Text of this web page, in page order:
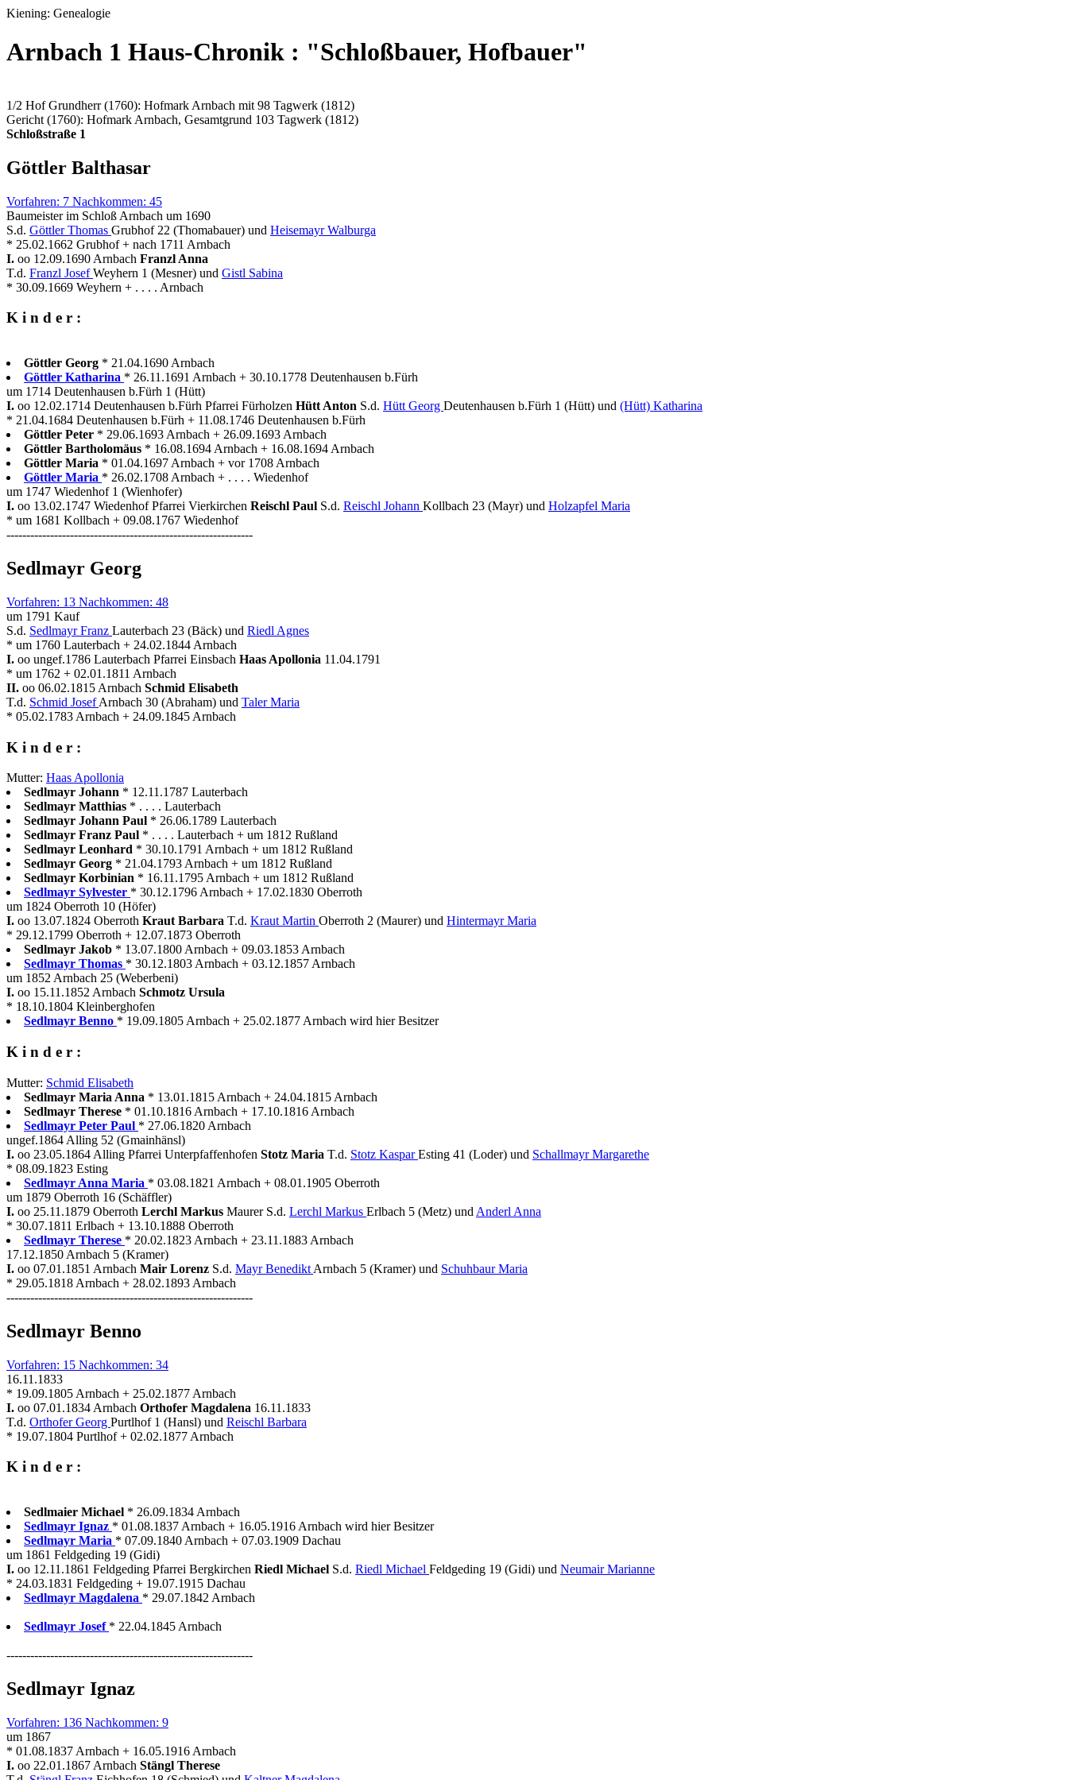
Kiening: Genealogie
Arnbach 1 Haus-Chronik : "Schloßbauer, Hofbauer"
1/2 Hof Grundherr (1760): Hofmark Arnbach mit 98 Tagwerk (1812)
Gericht (1760): Hofmark Arnbach, Gesamtgrund 103 Tagwerk (1812)
Schloßstraße 1
Göttler Balthasar
Vorfahren: 7 Nachkommen: 45
Baumeister im Schloß Arnbach um 1690
S.d. Göttler Thomas Grubhof 22 (Thomabauer) und Heisemayr Walburga
* 25.02.1662 Grubhof + nach 1711 Arnbach
I. oo 12.09.1690 Arnbach Franzl Anna
T.d. Franzl JosefWeyhern 1 (Mesner) und Gistl Sabina
* 30.09.1669 Weyhern + . . . . Arnbach
K i n d e r :
Göttler Georg * 21.04.1690 Arnbach
Göttler Katharina * 26.11.1691 Arnbach + 30.10.1778 Deutenhausen b.Fürh
um 1714 Deutenhausen b.Fürh 1 (Hütt)
I. oo 12.02.1714 Deutenhausen b.Fürh Pfarrei Fürholzen Hütt Anton S.d. Hütt Georg Deutenhausen b.Fürh 1 (Hütt) und (Hütt) Katharina
* 21.04.1684 Deutenhausen b.Fürh + 11.08.1746 Deutenhausen b.Fürh
Göttler Peter * 29.06.1693 Arnbach + 26.09.1693 Arnbach
Göttler Bartholomäus * 16.08.1694 Arnbach + 16.08.1694 Arnbach
Göttler Maria * 01.04.1697 Arnbach + vor 1708 Arnbach
Göttler Maria * 26.02.1708 Arnbach + . . . . Wiedenhof
um 1747 Wiedenhof 1 (Wienhofer)
I. oo 13.02.1747 Wiedenhof Pfarrei Vierkirchen Reischl Paul S.d. Reischl Johann Kollbach 23 (Mayr) und Holzapfel Maria
* um 1681 Kollbach + 09.08.1767 Wiedenhof
--------------------------------------------------------------
Sedlmayr Georg
Vorfahren: 13 Nachkommen: 48
um 1791 Kauf
S.d. Sedlmayr Franz Lauterbach 23 (Bäck) und Riedl Agnes
* um 1760 Lauterbach + 24.02.1844 Arnbach
I. oo ungef.1786 Lauterbach Pfarrei Einsbach Haas Apollonia 11.04.1791
* um 1762 + 02.01.1811 Arnbach
II. oo 06.02.1815 Arnbach Schmid Elisabeth
T.d. Schmid JosefArnbach 30 (Abraham) und Taler Maria
* 05.02.1783 Arnbach + 24.09.1845 Arnbach
K i n d e r :
Mutter: Haas Apollonia
Sedlmayr Johann * 12.11.1787 Lauterbach
Sedlmayr Matthias * . . . . Lauterbach
Sedlmayr Johann Paul * 26.06.1789 Lauterbach
Sedlmayr Franz Paul * . . . . Lauterbach + um 1812 Rußland
Sedlmayr Leonhard * 30.10.1791 Arnbach + um 1812 Rußland
Sedlmayr Georg * 21.04.1793 Arnbach + um 1812 Rußland
Sedlmayr Korbinian * 16.11.1795 Arnbach + um 1812 Rußland
Sedlmayr Sylvester * 30.12.1796 Arnbach + 17.02.1830 Oberroth
um 1824 Oberroth 10 (Höfer)
I. oo 13.07.1824 Oberroth Kraut Barbara T.d. Kraut Martin Oberroth 2 (Maurer) und Hintermayr Maria
* 29.12.1799 Oberroth + 12.07.1873 Oberroth
Sedlmayr Jakob * 13.07.1800 Arnbach + 09.03.1853 Arnbach
Sedlmayr Thomas * 30.12.1803 Arnbach + 03.12.1857 Arnbach
um 1852 Arnbach 25 (Weberbeni)
I. oo 15.11.1852 Arnbach Schmotz Ursula
* 18.10.1804 Kleinberghofen
Sedlmayr Benno * 19.09.1805 Arnbach + 25.02.1877 Arnbach wird hier Besitzer
K i n d e r :
Mutter: Schmid Elisabeth
Sedlmayr Maria Anna * 13.01.1815 Arnbach + 24.04.1815 Arnbach
Sedlmayr Therese * 01.10.1816 Arnbach + 17.10.1816 Arnbach
Sedlmayr Peter Paul * 27.06.1820 Arnbach
ungef.1864 Alling 52 (Gmainhänsl)
I. oo 23.05.1864 Alling Pfarrei Unterpfaffenhofen Stotz Maria T.d. Stotz KasparEsting 41 (Loder) und Schallmayr Margarethe
* 08.09.1823 Esting
Sedlmayr Anna Maria * 03.08.1821 Arnbach + 08.01.1905 Oberroth
um 1879 Oberroth 16 (Schäffler)
I. oo 25.11.1879 Oberroth Lerchl Markus Maurer S.d. Lerchl Markus Erlbach 5 (Metz) und Anderl Anna
* 30.07.1811 Erlbach + 13.10.1888 Oberroth
Sedlmayr Therese * 20.02.1823 Arnbach + 23.11.1883 Arnbach
17.12.1850 Arnbach 5 (Kramer)
I. oo 07.01.1851 Arnbach Mair Lorenz S.d. Mayr Benedikt Arnbach 5 (Kramer) und Schuhbaur Maria
* 29.05.1818 Arnbach + 28.02.1893 Arnbach
--------------------------------------------------------------
Sedlmayr Benno
Vorfahren: 15 Nachkommen: 34
16.11.1833
* 19.09.1805 Arnbach + 25.02.1877 Arnbach
I. oo 07.01.1834 Arnbach Orthofer Magdalena 16.11.1833
T.d. Orthofer Georg Purtlhof 1 (Hansl) und Reischl Barbara
* 19.07.1804 Purtlhof + 02.02.1877 Arnbach
K i n d e r :
Sedlmaier Michael * 26.09.1834 Arnbach
Sedlmayr Ignaz * 01.08.1837 Arnbach + 16.05.1916 Arnbach wird hier Besitzer
Sedlmayr Maria * 07.09.1840 Arnbach + 07.03.1909 Dachau
um 1861 Feldgeding 19 (Gidi)
I. oo 12.11.1861 Feldgeding Pfarrei Bergkirchen Riedl Michael S.d. Riedl Michael Feldgeding 19 (Gidi) und Neumair Marianne
* 24.03.1831 Feldgeding + 19.07.1915 Dachau
Sedlmayr Magdalena * 29.07.1842 Arnbach
Sedlmayr Josef * 22.04.1845 Arnbach
--------------------------------------------------------------
Sedlmayr Ignaz
Vorfahren: 136 Nachkommen: 9
um 1867
* 01.08.1837 Arnbach + 16.05.1916 Arnbach
I. oo 22.01.1867 Arnbach Stängl Therese